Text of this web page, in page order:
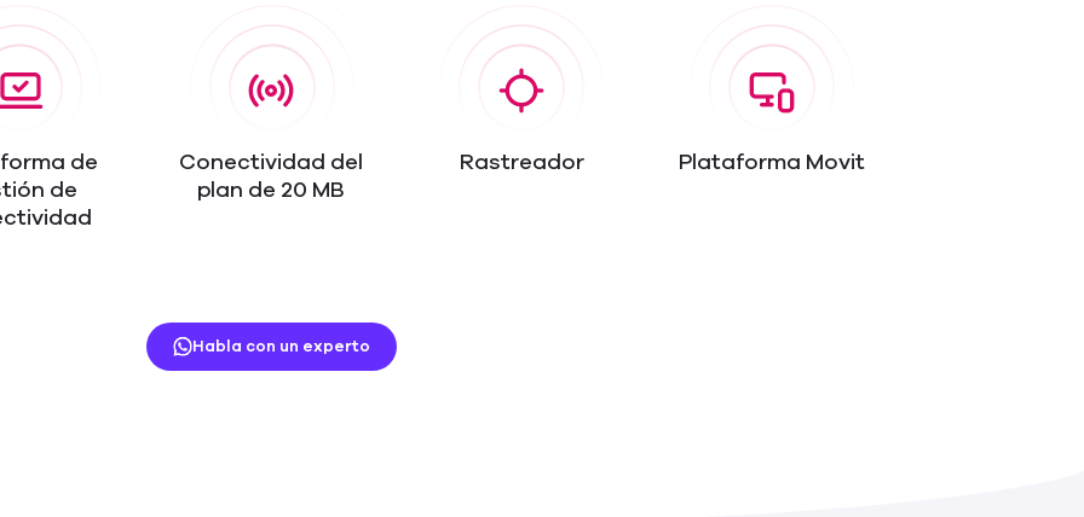
de
de
Conectividad del
plan de 20 MB
Rastreador Plataforma Movit
Habla con un experto